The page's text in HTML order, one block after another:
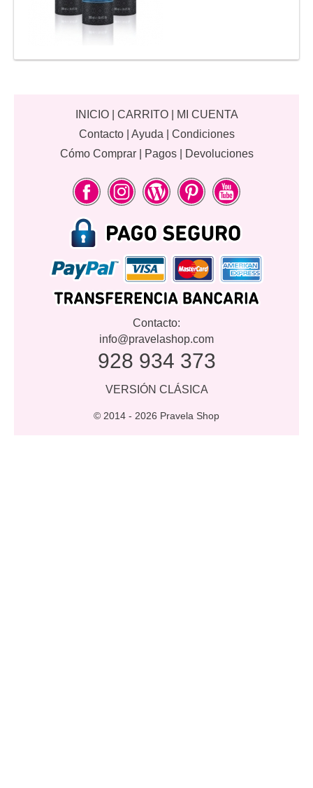
INICIO| CARRITO|
MI CUENTA
Contacto| Ayuda
Condiciones
Cómo Comprar| Pagos| Devoluciones
Contacto:
info@pravelashop.com
928 934 373
VERSIÓN CLÁSICA
© 2014 - 2026 Pravela Shop